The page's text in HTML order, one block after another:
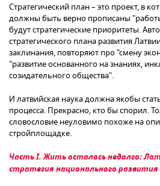
Стратегический план – это проект, в
должны быть верно прописаны
будут стратегические приоритеты.
стратегического плана развития
заклинания, повторяют про "смену
"развитие основанного на знаниях,
созидательного общества".
И латвийская наука должна якобы
процесса. Прекрасно, кто бы спорил.
словословие неуловимо похоже на
стройплощадке.
Часть I. Жить осталось недолго:
стратегия национального развития